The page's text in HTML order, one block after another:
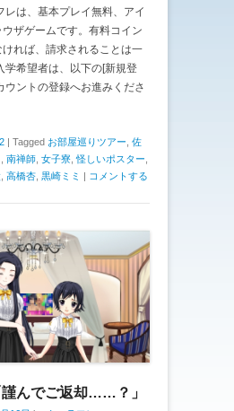
は、基本プレイ無料、アイ
ザゲームです。有料コイン
れば、請求されることは一
学希望者は、以下の[新規登
ウントの登録へお進みくださ
| Tagged お部屋巡りツアー 佐
南禅師 女子寮 ,怪しいポスター
高橋杏 黒崎ミミ | コメントする
んでご返却……？」